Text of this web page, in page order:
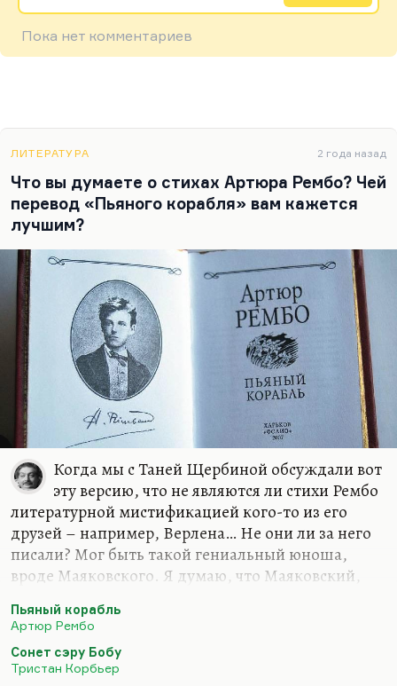
Пока нет комментариев
ЛИТЕРАТУРА 2 года назад
Что вы думаете о стихах Артюра Рембо? Чей
перевод «Пьяного корабля» вам кажется
лучшим?
Когда мы с Таней Щербиной обсуждали вот
эту версию, что не являются ли стихи Рембо
литературной мистификацией кого-то из его
друзей – например, Верлена… Не они ли за него
писали? Мог быть такой гениальный юноша,
вроде Маяковского. Я думаю, что Маяковский,
парижской Коммуны, тоже бросил бы писать. И
его ждала судьба Рембо. Просто у него в руках
было дело, он пошел бы в художники (он был
Пьяный корабль
Артюр Рембо
Сонет сэру Бобу
Тристан Корбьер